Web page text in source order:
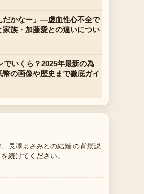
だかなー」—虚血性心不全で
家族・加藤愛との違いについ
でいくら？2025年最新の為
の画像や歴史まで徹底ガイ
長澤まさみとの結婚 の背景説
続けてください。